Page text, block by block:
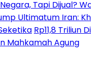
Tapi Dijual?
Ultimatum Iran:
Rp11,8 Triliun
Mahkamah Agung